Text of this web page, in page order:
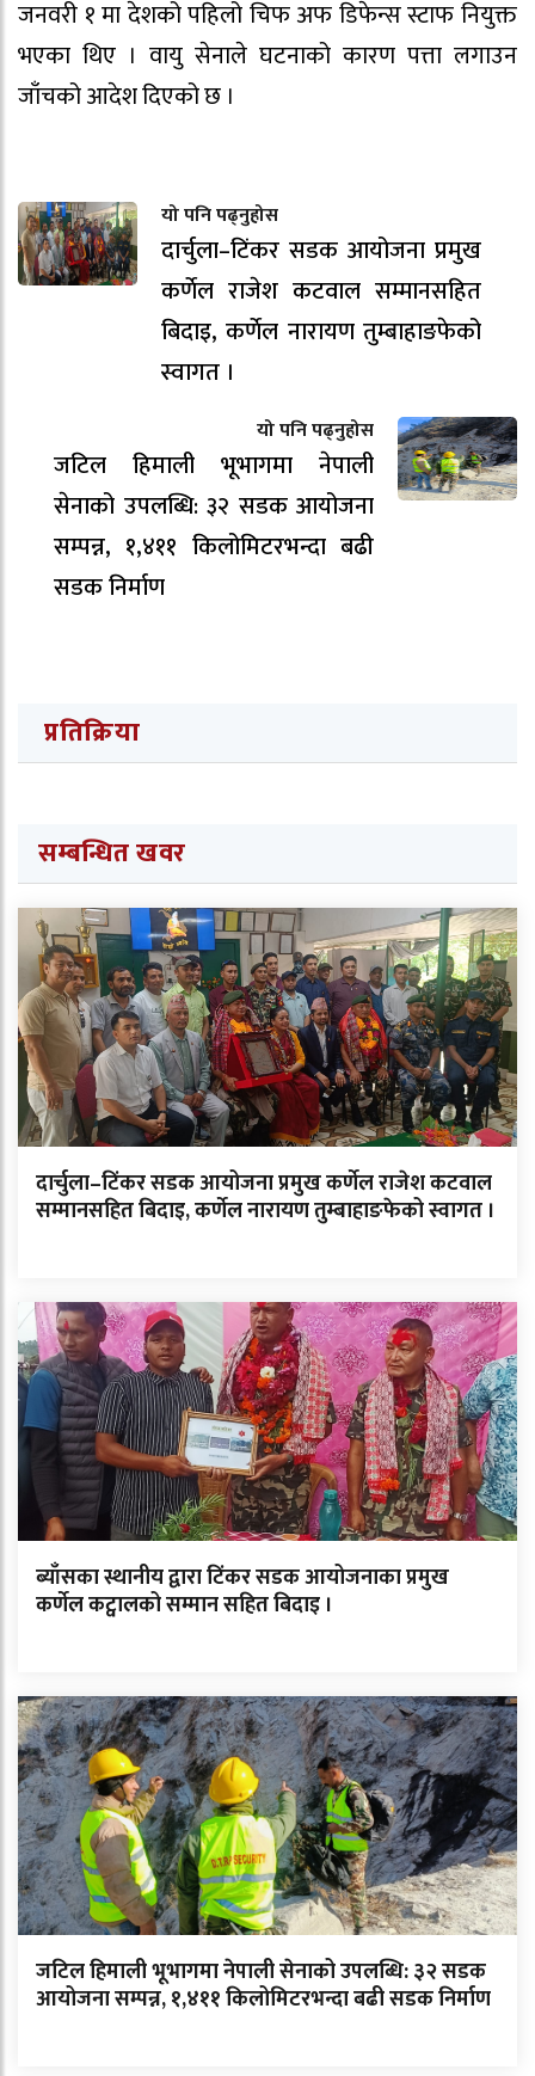
जनवरी १ मा देशको पहिलो चिफ अफ डिफेन्स स्टाफ नियुक्त
भएका थिए । वायु सेनाले घटनाको कारण पत्ता लगाउन
जाँचको आदेश दिएको छ ।
यो पनि पढ्नुहोस
दार्चुला–टिंकर सडक आयोजना प्रमुख
कर्णेल राजेश कटवाल सम्मानसहित
बिदाइ, कर्णेल नारायण तुम्बाहाङफेको
स्वागत ।
यो पनि पढ्नुहोस
जटिल हिमाली भूभागमा नेपाली
सेनाको उपलब्धि: ३२ सडक आयोजना
सम्पन्न, १,४११ किलोमिटरभन्दा बढी
सडक निर्माण
प्रतिक्रिया
सम्बन्धित खवर
दार्चुला–टिंकर सडक आयोजना प्रमुख कर्णेल राजेश कटवाल
सम्मानसहित बिदाइ, कर्णेल नारायण तुम्बाहाङफेको स्वागत ।
ब्याँसका स्थानीय द्वारा टिंकर सडक आयोजनाका प्रमुख
कर्णेल कट्वालको सम्मान सहित बिदाइ ।
जटिल हिमाली भूभागमा नेपाली सेनाको उपलब्धि: ३२ सडक
आयोजना सम्पन्न, १,४११ किलोमिटरभन्दा बढी सडक निर्माण